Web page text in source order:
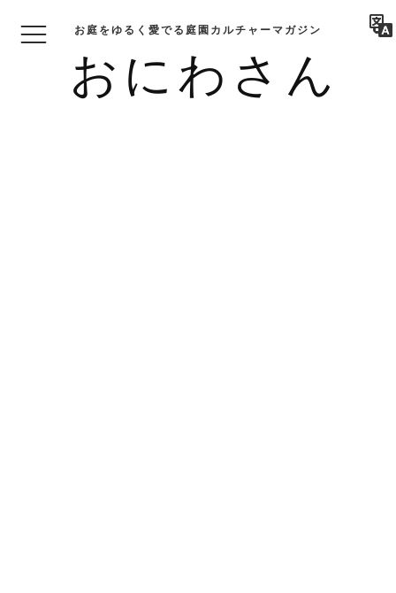
おにわさん
お庭をゆるく愛でる庭園カルチャーマガジン